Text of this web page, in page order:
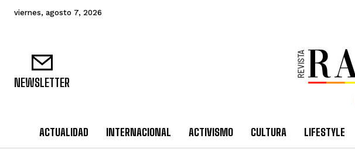
viernes, agosto 7, 2026
NEWSLETTER
ACTUALIDAD INTERNACIONAL ACTIVISMO CULTURA LIFESTYLE